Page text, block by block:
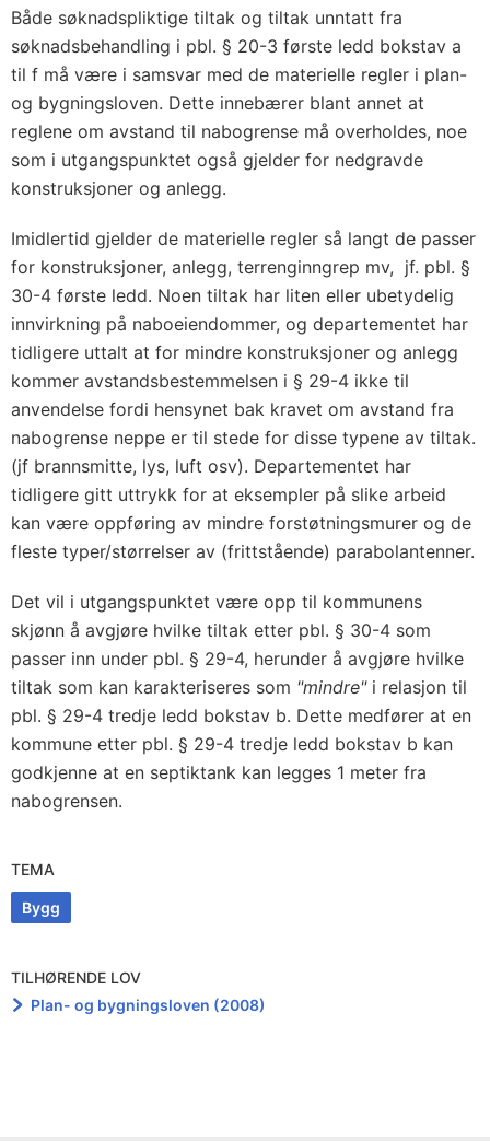
Både søknadspliktige tiltak og tiltak unntatt fra
søknadsbehandling i pbl. § 20-3 første ledd bokstav a
til f må være i samsvar med de materielle regler i plan-
og bygningsloven. Dette innebærer blant annet at
reglene om avstand til nabogrense må overholdes, noe
som i utgangspunktet også gjelder for nedgravde
konstruksjoner og anlegg.
Imidlertid gjelder de materielle regler så langt de passer
for konstruksjoner, anlegg, terrenginngrep mv, jf. pbl. §
30-4 første ledd. Noen tiltak har liten eller ubetydelig
innvirkning på naboeiendommer, og departementet har
tidligere uttalt at for mindre konstruksjoner og anlegg
kommer avstandsbestemmelsen i § 29-4 ikke til
anvendelse fordi hensynet bak kravet om avstand fra
nabogrense neppe er til stede for disse typene av tiltak.
(jf brannsmitte, lys, luft osv). Departementet har
tidligere gitt uttrykk for at eksempler på slike arbeid
kan være oppføring av mindre forstøtningsmurer og de
fleste typer/størrelser av (frittstående) parabolantenner.
Det vil i utgangspunktet være opp til kommunens
skjønn å avgjøre hvilke tiltak etter pbl. § 30-4 som
passer inn under pbl. § 29-4, herunder å avgjøre hvilke
tiltak som kan karakteriseres som "mindre"i relasjon til
pbl. § 29-4 tredje ledd bokstav b. Dette medfører at en
kommune etter pbl. § 29-4 tredje ledd bokstav b kan
godkjenne at en septiktank kan legges 1 meter fra
nabogrensen.
TEMA
Bygg
TILHØRENDE LOV
Plan- og bygningsloven (2008)